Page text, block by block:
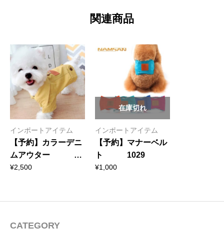
関連商品
インポートアイテム
【予約】カラーデニ
ムアウター
1024
¥2,500
インポートアイテム
【予約】マナーベル
ト 1029
¥1,000
在庫切れ
CATEGORY